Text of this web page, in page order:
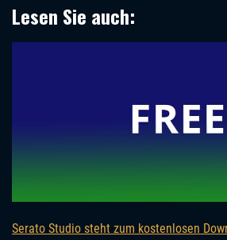
Lesen Sie auch:
Serato Studio steht zum kostenlosen